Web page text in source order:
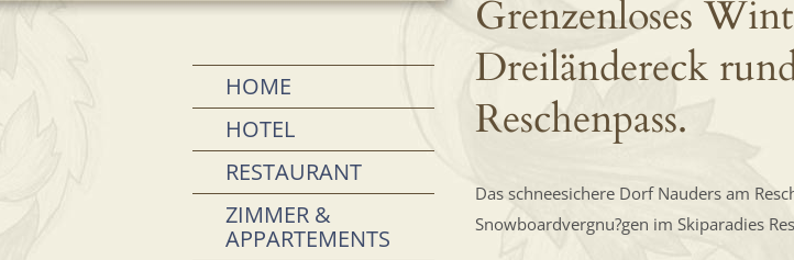
HOME
HOTEL
RESTAURANT
ZIMMER &
APPARTEMENTS
Grenzenloses
Dreiländereck
Reschenpass.
Das schneesichere Dorf Nauders am
Snowboardvergnu?gen im Skiparadies